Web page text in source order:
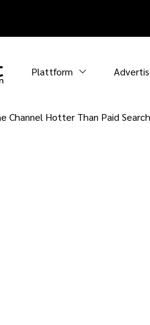
Plattform